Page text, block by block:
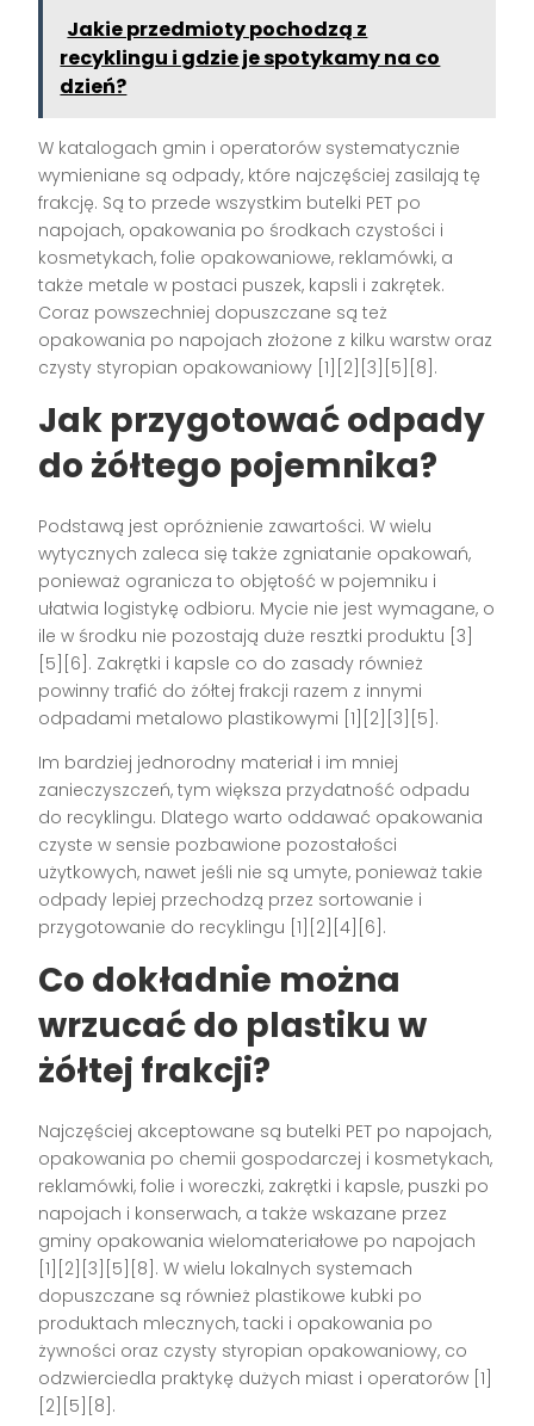
Jakie przedmioty pochodzą z
recyklingu i gdzie je spotykamy na co
dzień?
W katalogach gmin i operatorów systematycznie
wymieniane są odpady, które najczęściej zasilają tę
frakcję. Są to przede wszystkim butelki PET po
napojach, opakowania po środkach czystości i
kosmetykach, folie opakowaniowe, reklamówki, a
także metale w postaci puszek, kapsli i zakrętek.
Coraz powszechniej dopuszczane są też
opakowania po napojach złożone z kilku warstw oraz
czysty styropian opakowaniowy [1][2][3][5][8].
Jak przygotować odpady
do żółtego pojemnika?
Podstawą jest opróżnienie zawartości. W wielu
wytycznych zaleca się także zgniatanie opakowań,
ponieważ ogranicza to objętość w pojemniku i
ułatwia logistykę odbioru. Mycie nie jest wymagane, o
ile w środku nie pozostają duże resztki produktu [3]
[5][6]. Zakrętki i kapsle co do zasady również
powinny trafić do żółtej frakcji razem z innymi
odpadami metalowo plastikowymi [1][2][3][5].
Im bardziej jednorodny materiał i im mniej
zanieczyszczeń, tym większa przydatność odpadu
do recyklingu. Dlatego warto oddawać opakowania
czyste w sensie pozbawione pozostałości
użytkowych, nawet jeśli nie są umyte, ponieważ takie
odpady lepiej przechodzą przez sortowanie i
przygotowanie do recyklingu [1][2][4][6].
Co dokładnie można
wrzucać do plastiku w
żółtej frakcji?
Najczęściej akceptowane są butelki PET po napojach,
opakowania po chemii gospodarczej i kosmetykach,
reklamówki, folie i woreczki, zakrętki i kapsle, puszki po
napojach i konserwach, a także wskazane przez
gminy opakowania wielomateriałowe po napojach
[1][2][3][5][8]. W wielu lokalnych systemach
dopuszczane są również plastikowe kubki po
produktach mlecznych, tacki i opakowania po
żywności oraz czysty styropian opakowaniowy, co
odzwierciedla praktykę dużych miast i operatorów [1]
[2][5][8].